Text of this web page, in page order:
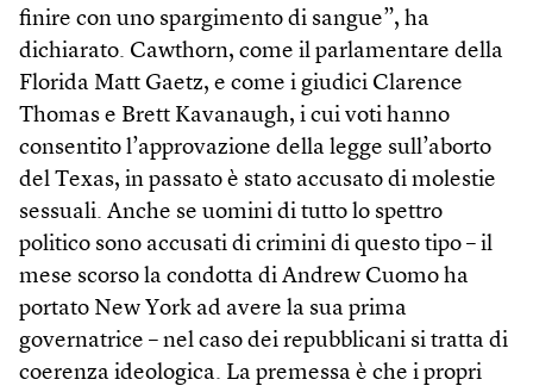
finire con uno spargimento di sangue”, ha
dichiarato. Cawthorn, come il parlamentare della
Florida Matt Gaetz, e come i giudici Clarence
Thomas e Brett Kavanaugh, i cui voti hanno
consentito l’approvazione della legge sull’aborto
del Texas, in passato è stato accusato di molestie
sessuali. Anche se uomini di tutto lo spettro
politico sono accusati di crimini di questo tipo – il
mese scorso la condotta di Andrew Cuomo ha
portato New York ad avere la sua prima
governatrice – nel caso dei repubblicani si tratta di
coerenza ideologica. La premessa è che i propri